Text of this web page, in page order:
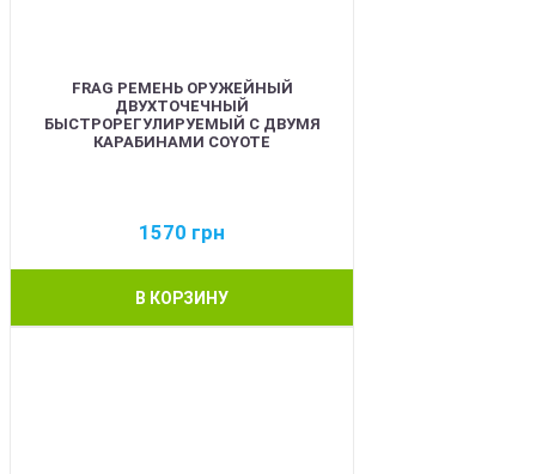
FRAG РЕМЕНЬ ОРУЖЕЙНЫЙ
ДВУХТОЧЕЧНЫЙ
БЫСТРОРЕГУЛИРУЕМЫЙ С ДВУМЯ
КАРАБИНАМИ COYOTE
1570 грн
В КОРЗИНУ